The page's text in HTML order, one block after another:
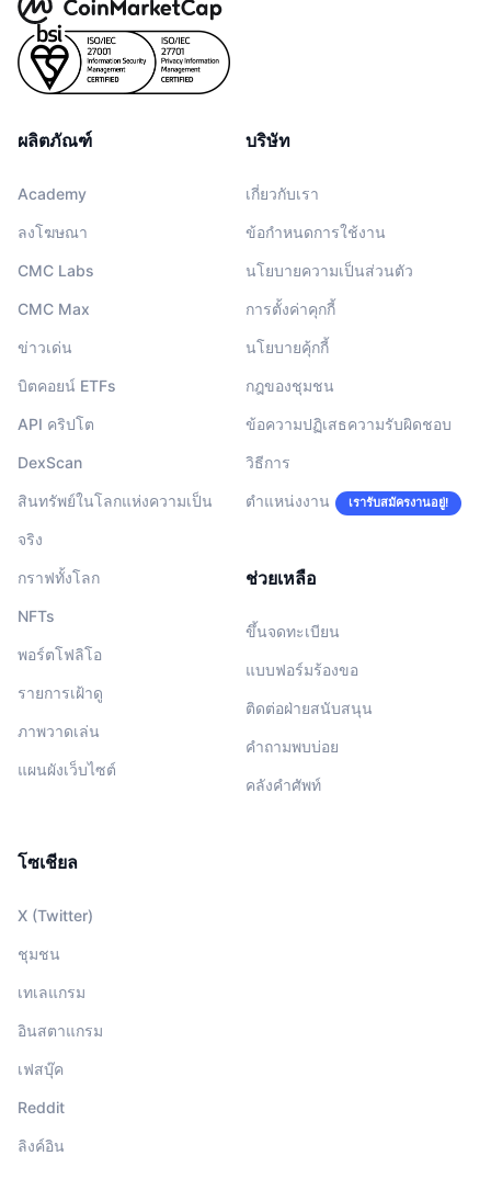
ผลิตภัณฑ์
Academy
ลงโฆษณา
CMC Labs
CMC Max
ข่าวเด่น
บิตคอยน์ ETFs
API คริปโต
DexScan
สินทรัพย์ในโลกแห่งความเป็น
จริง
กราฟทั้งโลก
NFTs
พอร์ตโฟลิโอ
รายการเฝ้าดู
ภาพวาดเล่น
แผนผังเว็บไซต์
บริษัท
เกี่ยวกับเรา
ข้อกำหนดการใช้งาน
นโยบายความเป็นส่วนตัว
การตั้งค่าคุกกี้
นโยบายคุ้กกี้
กฎของชุมชน
ข้อความปฏิเสธความรับผิดชอบ
วิธีการ
ตำแหน่งงาน เรารับสมัครงานอยู่!
ช่วยเหลือ
ขึ้นจดทะเบียน
แบบฟอร์มร้องขอ
ติดต่อฝ่ายสนับสนุน
คำถามพบบ่อย
คลังคำศัพท์
โซเชียล
X (Twitter)
ชุมชน
เทเลแกรม
อินสตาแกรม
เฟสบุ๊ค
Reddit
ลิงค์อิน